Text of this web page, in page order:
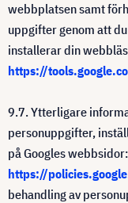
webbplatsen samt
uppgifter genom att
installerar din
https://
9.7. Ytterligare
personuppgifter,
på Googles webbsidor:
https://
behandling av